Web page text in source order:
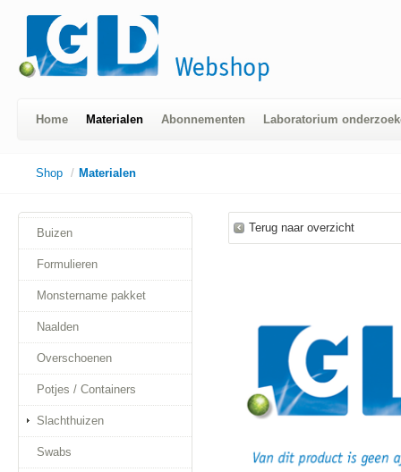
Home Materialen Abonnementen Laboratorium
Shop / Materialen
Buizen
Formulieren
Monstername pakket
Naalden
Overschoenen
Potjes / Containers
Slachthuizen
Swabs
Terug naar overzicht